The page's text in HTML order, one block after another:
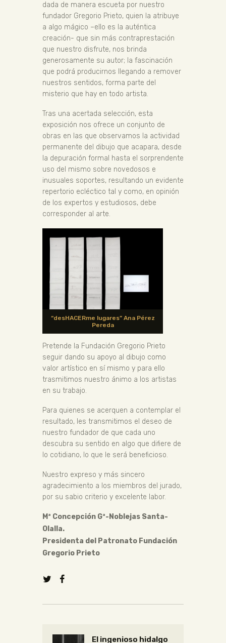
dada de manera escueta por nuestro
fundador Gregorio Prieto, quien la atribuye
a algo mágico –ello es la auténtica
creación- que sin más contraprestación
que nuestro disfrute, nos brinda
generosamente su autor; la fascinación
que podrá producirnos llegando a remover
nuestros sentidos, forma parte del
misterio que hay en todo artista.
Tras una acertada selección, esta
exposición nos ofrece un conjunto de
obras en las que observamos la actividad
permanente del dibujo que acapara, desde
la depuración formal hasta el sorprendente
uso del mismo sobre novedosos e
inusuales soportes, resultando un evidente
repertorio ecléctico tal y como, en opinión
de los expertos y estudiosos, debe
corresponder al arte.
“desHACERme lugares” Ana Pérez
Pereda
Pretende la Fundación Gregorio Prieto
seguir dando su apoyo al dibujo como
valor artístico en sí mismo y para ello
trasmitimos nuestro ánimo a los artistas
en su trabajo.
Para quienes se acerquen a contemplar el
resultado, les transmitimos el deseo de
nuestro fundador de que cada uno
descubra su sentido en algo que difiere de
lo cotidiano, lo que le será beneficioso.
Nuestro expreso y más sincero
agradecimiento a los miembros del jurado,
por su sabio criterio y excelente labor.
Mª Concepción Gª-Noblejas Santa-
Olalla.
Presidenta del Patronato Fundación
Gregorio Prieto
El ingenioso hidalgo